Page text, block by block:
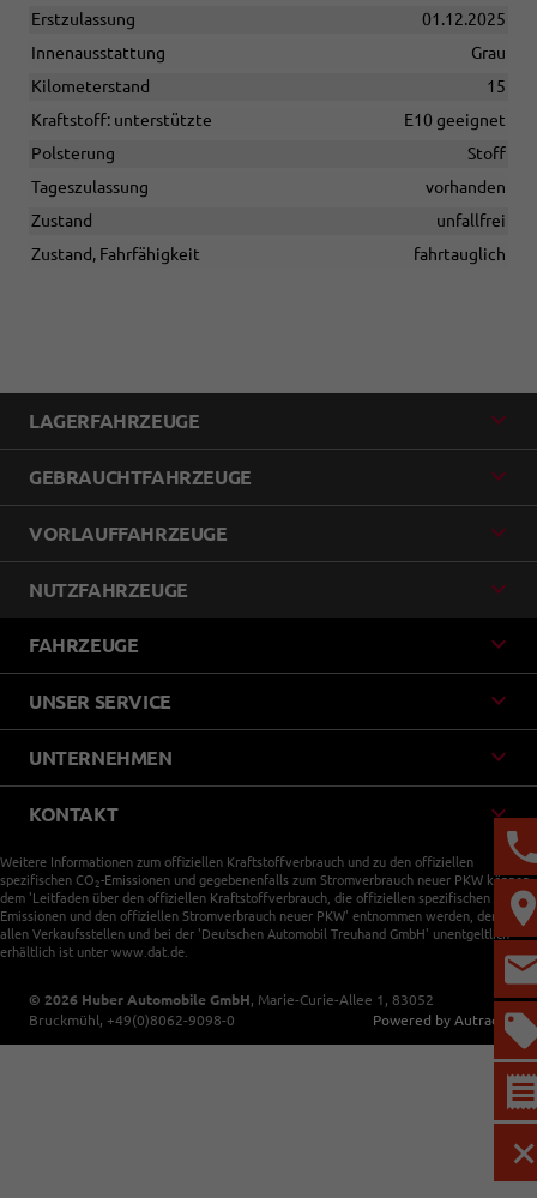
Erstzulassung
01.12.2025
Innenausstattung
Grau
Kilometerstand
15
Kraftstoff: unterstützte
E10 geeignet
Polsterung
Stoff
Tageszulassung
vorhanden
Zustand
unfallfrei
Zustand, Fahrfähigkeit
fahrtauglich
LAGERFAHRZEUGE
GEBRAUCHTFAHRZEUGE
VORLAUFFAHRZEUGE
NUTZFAHRZEUGE
FAHRZEUGE
UNSER SERVICE
UNTERNEHMEN
KONTAKT
Weitere Informationen zum offiziellen Kraftstoffverbrauch und zu den offiziellen
spezifischen CO 2-Emissionen und gegebenenfalls zum Stromverbrauch neuer PKW können
dem 'Leitfaden über den offiziellen Kraftstoffverbrauch, die offiziellen spezifischen CO -
Emissionen und den offiziellen Stromverbrauch neuer PKW' entnommen werden, der an
allen Verkaufsstellen und bei der 'Deutschen Automobil Treuhand GmbH' unentgeltlich
erhältlich ist unter www.dat.de.
© 2026 Huber Automobile GmbH, Marie-Curie-Allee 1 , 83052
Bruckmühl, +49(0)8062-9098-0 Powered by Autrado